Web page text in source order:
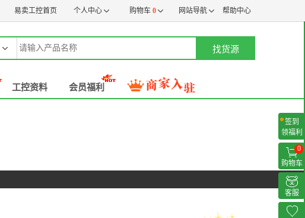
易卖工控首页 个人中心 购物车 0 网站导航 帮助中心
找货源
工控资料 会员福利
签到
领福利
0
购物车
客服